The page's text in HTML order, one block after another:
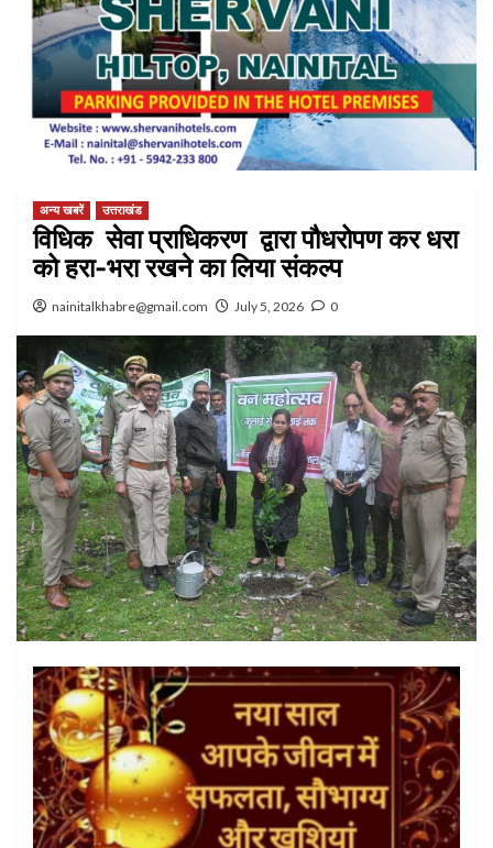
अन्य खबरें उत्तराखंड
विधिक सेवा प्राधिकरण द्वारा पौधरोपण कर धरा
को हरा-भरा रखने का लिया संकल्प
nainitalkhabre@gmail.com July 5, 2026 0